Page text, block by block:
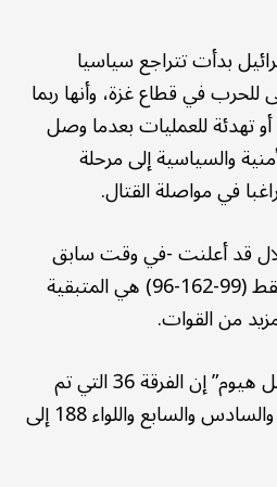
بدأت تتراجع سياسيا
للحرب في قطاع غزة، وأنها ربما
تهدئة للعمليات بعدما وصل
والسياسية إلى مرحلة
في مواصلة القتال.
قد أعلنت -في وقت سابق
اليوم الاثنين- أن 3 فرق فقط (99-162-96) هي المتبقية
من القوات.
كما قالت صحيفة “إسرائيل هيوم” إن الفرقة 36 التي تم
سحبها تضم ألوية غولاني والسادس والسابع واللواء 188 إلى